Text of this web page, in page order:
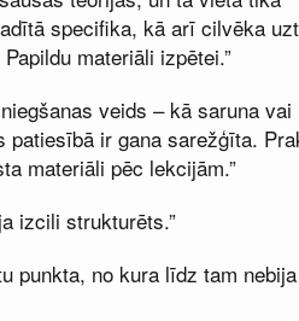
specifika, kā arī cilvēka
materiāli izpētei.”
veids – kā saruna vai
ir gana sarežģīta.
materiāli pēc lekcijām.”
izcili strukturēts.”
punkta, no kura līdz tam nebija